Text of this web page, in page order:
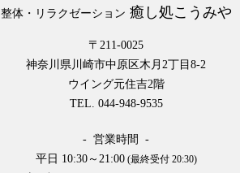
整体・リラクゼーション 癒し処こうみや
〒211-0025
神奈川県川崎市中原区木月2丁目8-2
ウイング元住吉2階
TEL. 044-948-9535
- 営業時間 -
平日 10:30～21:00(最終受付 20:30)